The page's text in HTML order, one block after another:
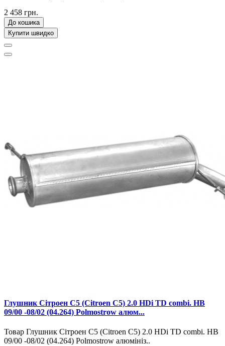
2 458 грн.
До кошика
Купити швидко
Глушник Сітроен С5 (Citroen C5) 2.0 HDi TD combi. HB
09/00 -08/02 (04.264) Polmostrow алюм...
Товар Глушник Сітроен С5 (Citroen C5) 2.0 HDi TD combi. HB
09/00 -08/02 (04.264) Polmostrow алюмініз..